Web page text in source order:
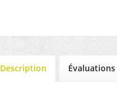
Description Évaluations